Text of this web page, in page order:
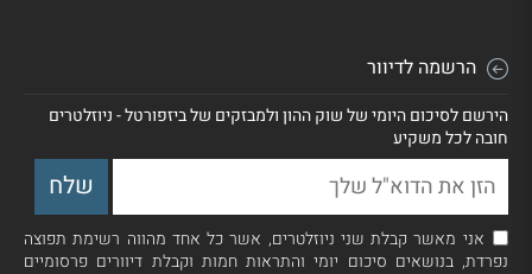
הרשמה לדיוור
הירשם לסיכום היומי של שוק ההון ולמבזקים של ביזפורטל - ניוזלטרים
חובה לכל משקיע
אני מאשר קבלת שני ניוזלטרים, אשר כל אחד מהווה רשימת תפוצה
נפרדת, בנושאים סיכום יומי והתראות חמות וקבלת דיוורים פרסומיים